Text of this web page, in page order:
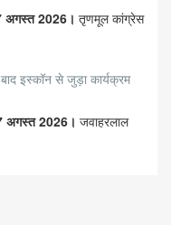
अगस्त 2026। तृणमूल कांग्रेस
इस्कॉन से जुड़ा कार्यक्रम
अगस्त 2026। जवाहरलाल